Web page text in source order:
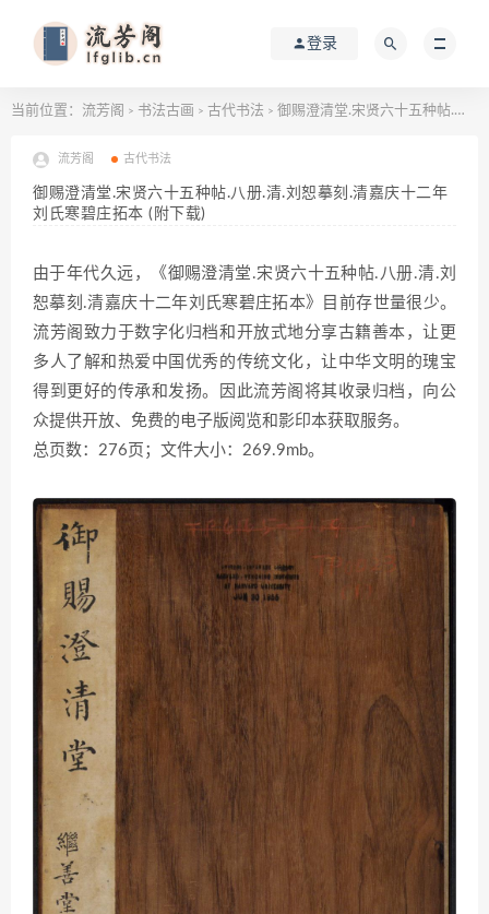
登录
当前位置： 流芳阁 > 书法古画 > 古代书法 > 御赐澄清堂.宋贤六十五种帖.八册.清.刘恕摹刻.清嘉庆十二年刘氏寒碧庄拓本 (附下载)
流芳阁 古代书法
御赐澄清堂.宋贤六十五种帖.八册.清.刘恕摹刻.清嘉庆十二年
刘氏寒碧庄拓本 (附下载)
由于年代久远，《御赐澄清堂.宋贤六十五种帖.八册.清.刘
恕摹刻.清嘉庆十二年刘氏寒碧庄拓本》目前存世量很少。
流芳阁致力于数字化归档和开放式地分享古籍善本，让更
多人了解和热爱中国优秀的传统文化，让中华文明的瑰宝
得到更好的传承和发扬。因此流芳阁将其收录归档，向公
众提供开放、免费的电子版阅览和影印本获取服务。
总页数：276页；文件大小：269.9mb。